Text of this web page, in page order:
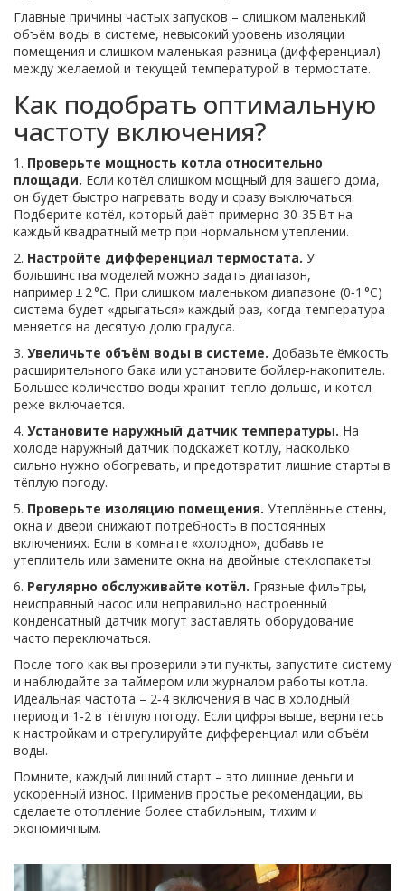
Главные причины частых запусков – слишком маленький
объём воды в системе, невысокий уровень изоляции
помещения и слишком маленькая разница (дифференциал)
между желаемой и текущей температурой в термостате.
Как подобрать оптимальную
частоту включения?
1. Проверьте мощность котла относительно
площади. Если котёл слишком мощный для вашего дома,
он будет быстро нагревать воду и сразу выключаться.
Подберите котёл, который даёт примерно 30‑35 Вт на
каждый квадратный метр при нормальном утеплении.
2. Настройте дифференциал термостата. У
большинства моделей можно задать диапазон,
например ± 2 °C. При слишком маленьком диапазоне (0‑1 °C)
система будет «дрыгаться» каждый раз, когда температура
меняется на десятую долю градуса.
3. Увеличьте объём воды в системе. Добавьте ёмкость
расширительного бака или установите бойлер‑накопитель.
Большее количество воды хранит тепло дольше, и котел
реже включается.
4. Установите наружный датчик температуры. На
холоде наружный датчик подскажет котлу, насколько
сильно нужно обогревать, и предотвратит лишние старты в
тёплую погоду.
5. Проверьте изоляцию помещения. Утеплённые стены,
окна и двери снижают потребность в постоянных
включениях. Если в комнате «холодно», добавьте
утеплитель или замените окна на двойные стеклопакеты.
6. Регулярно обслуживайте котёл. Грязные фильтры,
неисправный насос или неправильно настроенный
конденсатный датчик могут заставлять оборудование
часто переключаться.
После того как вы проверили эти пункты, запустите систему
и наблюдайте за таймером или журналом работы котла.
Идеальная частота – 2‑4 включения в час в холодный
период и 1‑2 в тёплую погоду. Если цифры выше, вернитесь
к настройкам и отрегулируйте дифференциал или объём
воды.
Помните, каждый лишний старт – это лишние деньги и
ускоренный износ. Применив простые рекомендации, вы
сделаете отопление более стабильным, тихим и
экономичным.